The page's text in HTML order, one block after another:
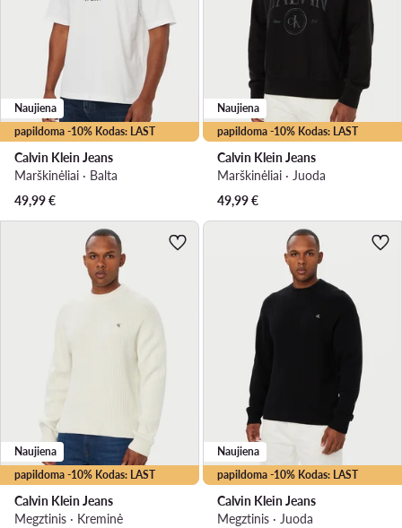
papildoma -10% Kodas: LAST
Naujiena
Calvin Klein Jeans
Marškinėliai · Balta
49,99€
papildoma -10% Kodas: LAST
Naujiena
Calvin Klein Jeans
Marškinėliai · Juoda
49,99€
papildoma -10% Kodas: LAST
Naujiena
Calvin Klein Jeans
Megztinis · Kreminė
papildoma -10% Kodas: LAST
Naujiena
Calvin Klein Jeans
Megztinis · Juoda